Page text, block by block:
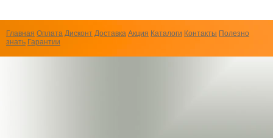
Главная Оплата Дисконт Доставка Акция Каталоги Контакты Полезно
знать Гарантии